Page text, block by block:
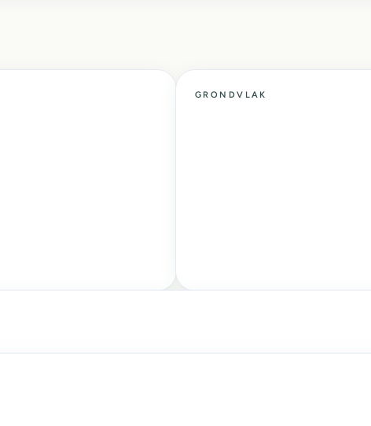
GRONDVLAK